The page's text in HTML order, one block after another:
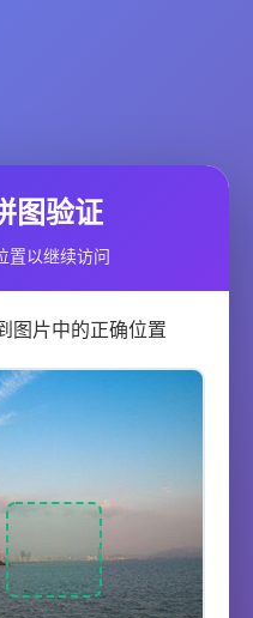
图验证
置以继续访问
图片中的正确位置